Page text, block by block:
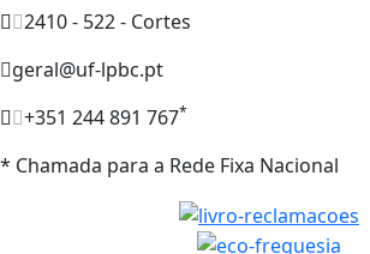
2410 - 522 - Cortes
geral@uf-lpbc.pt
+351 244 891 767*
* Chamada para a Rede Fixa Nacional